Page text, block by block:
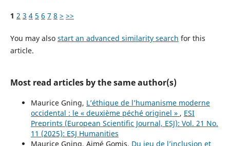
1 2 3 4 5 6 7 8 > >>
You may also start an advanced similarity search for this
article.
Most read articles by the same author(s)
Maurice Gning, L’éthique de l’humanisme moderne
occidental : le « deuxième péché originel » , ESI
Preprints (European Scientific Journal, ESJ): Vol. 21 No.
11 (2025): ESJ Humanities
Maurice Gning, Aimé Gomis, Du jeu de l’inclusion et